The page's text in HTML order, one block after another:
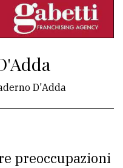
D'Adda
preoccupazioni